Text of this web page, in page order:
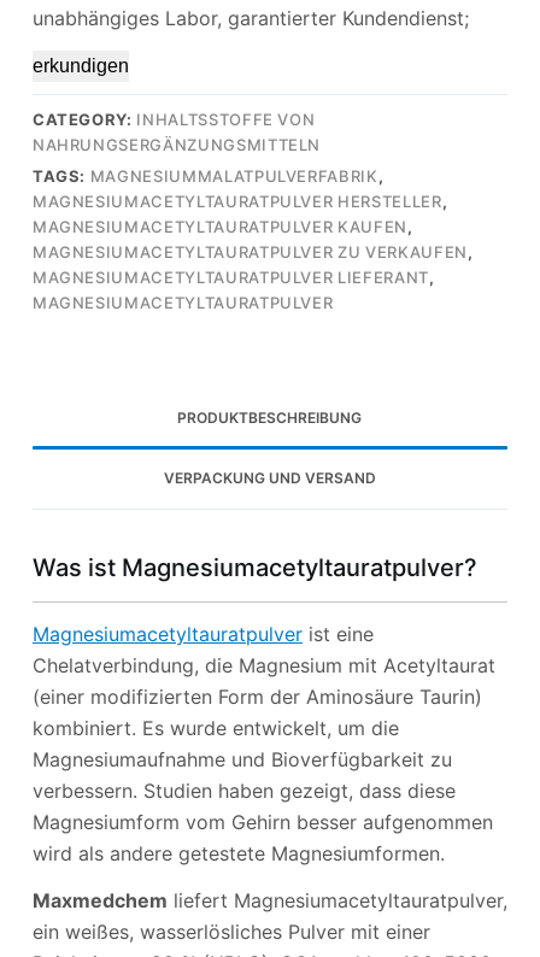
unabhängiges Labor, garantierter Kundendienst;
erkundigen
CATEGORY: INHALTSSTOFFE VON
NAHRUNGSERGÄNZUNGSMITTELN
TAGS: MAGNESIUMMALATPULVERFABRIK,
MAGNESIUMACETYLTAURATPULVER HERSTELLER,
MAGNESIUMACETYLTAURATPULVER KAUFEN,
MAGNESIUMACETYLTAURATPULVER ZU VERKAUFEN,
MAGNESIUMACETYLTAURATPULVER LIEFERANT,
MAGNESIUMACETYLTAURATPULVER
PRODUKTBESCHREIBUNG
VERPACKUNG UND VERSAND
Was ist Magnesiumacetyltauratpulver?
Magnesiumacetyltauratpulverist eine
Chelatverbindung, die Magnesium mit Acetyltaurat
(einer modifizierten Form der Aminosäure Taurin)
kombiniert. Es wurde entwickelt, um die
Magnesiumaufnahme und Bioverfügbarkeit zu
verbessern. Studien haben gezeigt, dass diese
Magnesiumform vom Gehirn besser aufgenommen
wird als andere getestete Magnesiumformen.
Maxmedchem liefert Magnesiumacetyltauratpulver,
ein weißes, wasserlösliches Pulver mit einer